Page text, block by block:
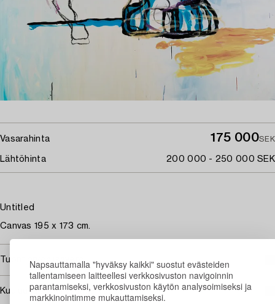
Napsauttamalla "hyväksy kaikki" suostut evästeiden
tallentamiseen laitteellesi verkkosivuston navigoinnin
parantamiseksi, verkkosivuston käytön analysoimiseksi ja
markkinointimme mukauttamiseksi.
Vasarahinta 175 000SEK
Lähtöhinta 200 000 - 250 000 SEK
Untitled
Canvas 195 x 173 cm.
Tuontiarvonlisävero
Kuuluu jälleenmyyntikorvauksen piiriin